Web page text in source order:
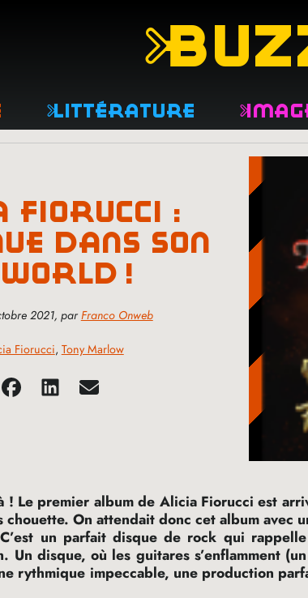
Littérature
dans son
!
2021, parFranco Onweb
Fiorucci, Tony Marlow
! Le premier album de Alicia Fiorucci est
On attendait donc cet album avec
un parfait disque de rock qui
Un disque, où les guitares s’enflamment
rythmique impeccable, une production